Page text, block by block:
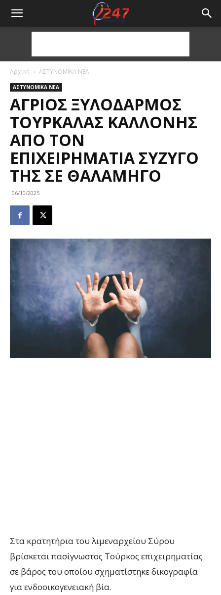
Αρχική ΑΣΤΥΝΟΜΙΚΑ ΝΕΑ
ΑΣΤΥΝΟΜΙΚΑ ΝΕΑ
ΆΓΡΙΟΣ ΞΥΛΟΔΑΡΜΌΣ
ΤΟΥΡΚΆΛΑΣ ΚΑΛΛΟΝΉΣ
ΑΠΌ ΤΟΝ
ΕΠΙΧΕΙΡΗΜΑΤΊΑ ΣΎΖΥΓΌ
ΤΗΣ ΣΕ ΘΑΛΑΜΗΓΌ
06/10/2025
Στα κρατητήρια του λιμεναρχείου Σύρου
βρίσκεται πασίγνωστος Τούρκος επιχειρηματίας
σε βάρος του οποίου σχηματίστηκε δικογραφία
για ενδοοικογενειακή βία.